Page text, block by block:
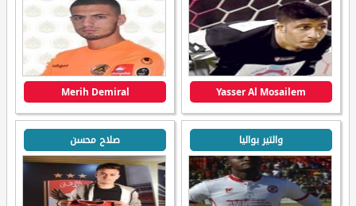
Yasser Al Mosailem
Merih Demiral
والتير بواليا صلاح محسن